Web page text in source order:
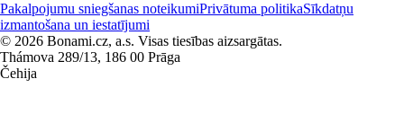
Pakalpojumu sniegšanas noteikumiPrivātuma politikaSīkdatņu
izmantošana un iestatījumi
© 2026 Bonami.cz, a.s. Visas tiesības aizsargātas.
Thámova 289/13, 186 00 Prāga
Čehija